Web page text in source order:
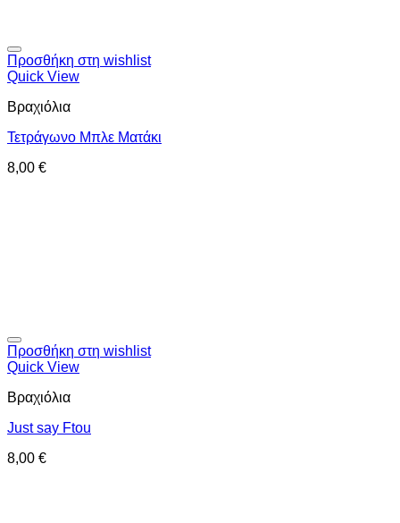
Προσθήκη στη wishlist
Quick View
Βραχιόλια
Τετράγωνο Μπλε Ματάκι
8,00 €
Προσθήκη στη wishlist
Quick View
Βραχιόλια
Just say Ftou
8,00 €